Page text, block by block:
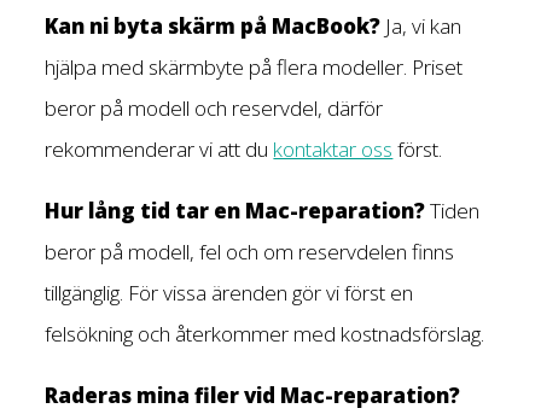
Kan ni byta skärm på MacBook? Ja, vi kan
hjälpa med skärmbyte på flera modeller. Priset
beror på modell och reservdel, därför
rekommenderar vi att du kontaktar oss först.
Hur lång tid tar en Mac-reparation?Tiden
beror på modell, fel och om reservdelen finns
tillgänglig. För vissa ärenden gör vi först en
felsökning och återkommer med kostnadsförslag.
Raderas mina filer vid Mac-reparation?